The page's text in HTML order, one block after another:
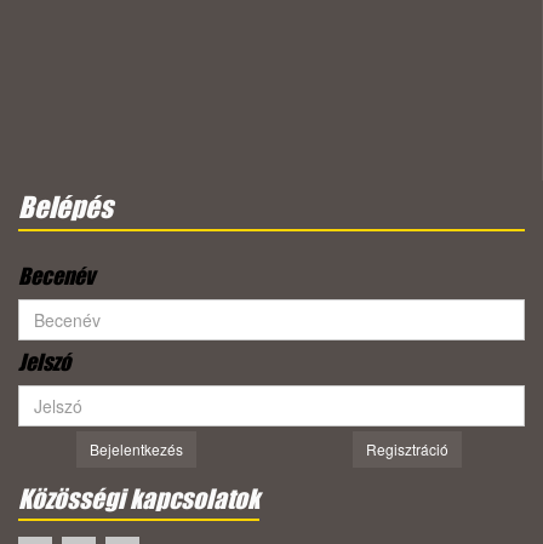
Belépés
Becenév
Jelszó
Bejelentkezés Regisztráció
Közösségi kapcsolatok